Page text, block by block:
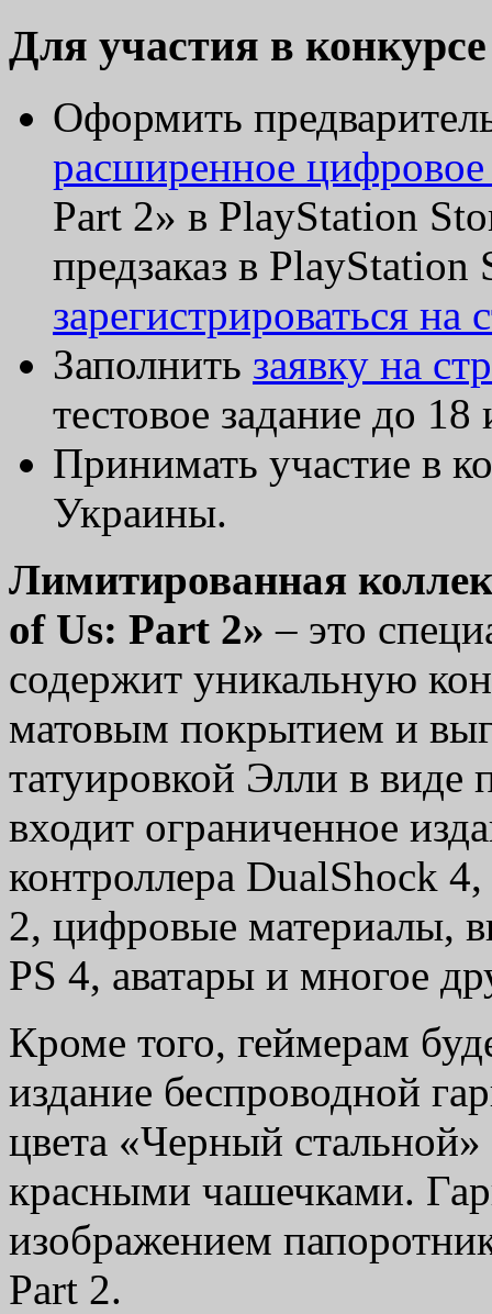
Для участия в конкурсе
Оформить
расширенное цифровое
Part 2» в PlayStation
предзаказ в
зарегистрироваться на
Заполнить заявку на
тестовое задание до
Принимать участие в
Украины.
Лимитированная
of Us: Part 2» – это
содержит уникальную
матовым покрытием и
татуировкой Элли в виде
входит ограниченное
контроллера DualShock
2, цифровые материалы,
PS 4, аватары и многое
Кроме того, геймерам
издание беспроводной
цвета «Черный
красными чашечками.
изображением
Part 2.